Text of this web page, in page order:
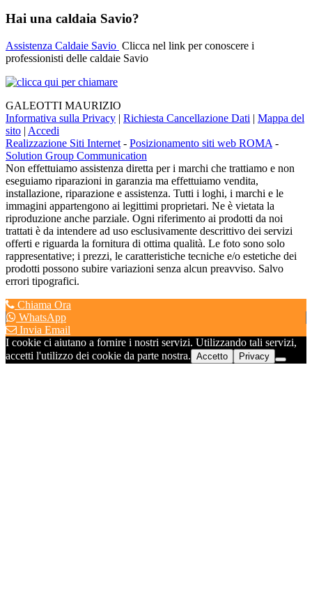
Hai una caldaia Savio?
Assistenza Caldaie Savio Clicca nel link per conoscere i
professionisti delle caldaie Savio
GALEOTTI MAURIZIO
Informativa sulla Privacy | Richiesta Cancellazione Dati | Mappa del
sito | Accedi
Realizzazione Siti Internet - Posizionamento siti web ROMA -
Solution Group Communication
Non effettuiamo assistenza diretta per i marchi che trattiamo e non
eseguiamo riparazioni in garanzia ma effettuiamo vendita,
installazione, riparazione e assistenza. Tutti i loghi, i marchi e le
immagini appartengono ai legittimi proprietari. Ne è vietata la
riproduzione anche parziale. Ogni riferimento ai prodotti da noi
trattati è da intendere ad uso esclusivamente descrittivo dei servizi
offerti e riguarda la fornitura di ottima qualità. Le foto sono solo
rappresentative; i prezzi, le caratteristiche tecniche e/o estetiche dei
prodotti possono subire variazioni senza alcun preavviso. Salvo
errori tipografici.
Chiama Ora
WhatsApp
Invia Email
I cookie ci aiutano a fornire i nostri servizi. Utilizzando tali servizi,
accetti l'utilizzo dei cookie da parte nostra. Accetto Privacy